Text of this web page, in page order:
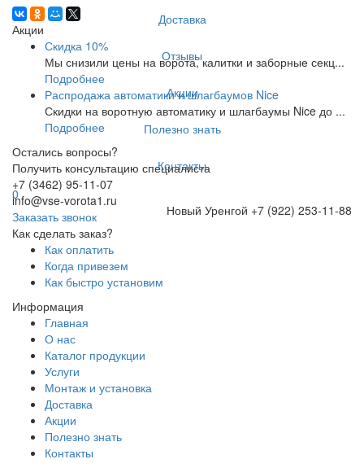
Доставка
Отзывы
Акции
Полезно знать
Контакты
0
Новый Уренгой +7 (922) 253-11-88
Акции
Скидка 10%
Мы снизили цены на ворота, калитки и заборные секц...
Подробнее
Распродажа автоматики и шлагбаумов Nice
Скидки на воротную автоматику и шлагбаумы Nice до ...
Подробнее
Остались вопросы?
Получить консультацию специалиста
+7 (3462) 95-11-07
info@vse-vorota1.ru
Заказать звонок
Как сделать заказ?
Как оплатить
Когда привезем
Как быстро установим
Информация
Главная
О нас
Каталог продукции
Услуги
Монтаж и установка
Доставка
Акции
Полезно знать
Контакты